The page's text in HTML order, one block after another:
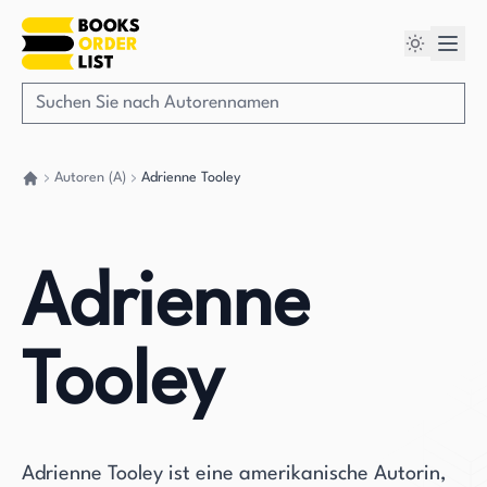
Autoren (A) Adrienne Tooley
Adrienne
Tooley
Adrienne Tooley ist eine amerikanische Autorin,